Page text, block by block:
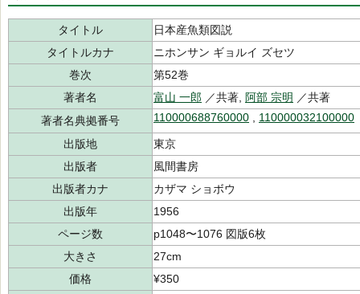
タイトル
日本産魚類図説
タイトルカナ
ニホンサン ギョルイ ズセツ
巻次
第52巻
著者名
富山 一郎 ／共著, 阿部 宗明 ／共著
著者名典拠番号
110000688760000 110000032100000
出版地
東京
出版者
風間書房
出版者カナ
カザマ ショボウ
出版年
1956
ページ数
p1048〜1076 図版6枚
大きさ
27cm
価格
¥350